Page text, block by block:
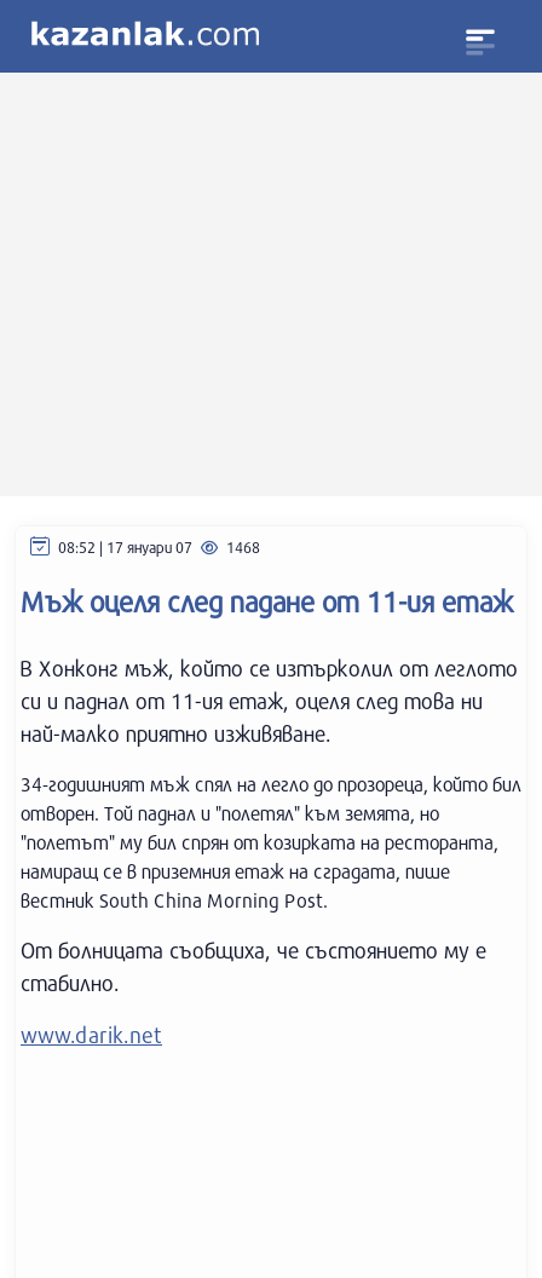
08:52 | 17 януари 07 1468
Мъж оцеля след падане от 11-ия етаж
В Хонконг мъж, който се изтърколил от леглото
си и паднал от 11-ия етаж, оцеля след това ни
най-малко приятно изживяване.
34-годишният мъж спял на легло до прозореца, който бил
отворен. Той паднал и "полетял" към земята, но
"полетът" му бил спрян от козирката на ресторанта,
намиращ се в приземния етаж на сградата, пише
вестник South China Morning Post.
От болницата съобщиха, че състоянието му е
стабилно.
www.darik.net